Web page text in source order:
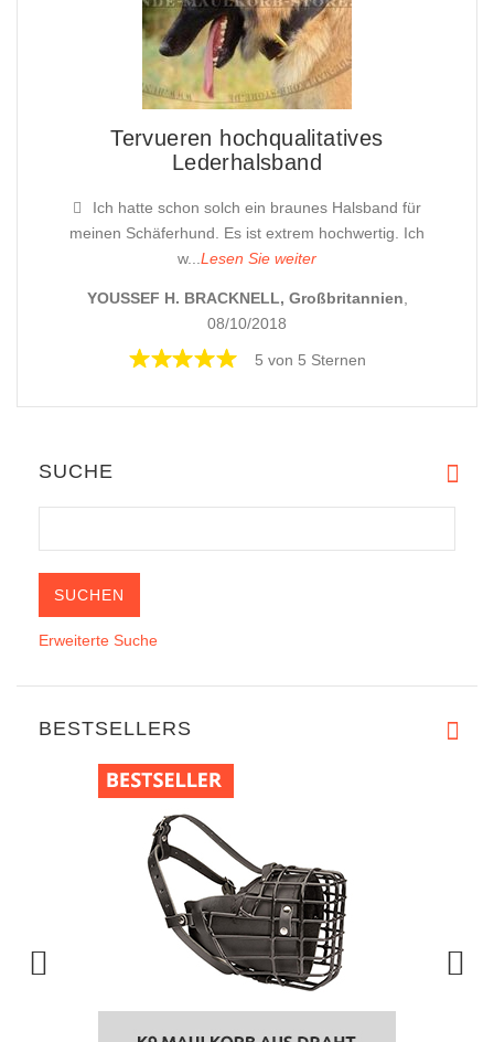
Tervueren hochqualitatives
Lederhalsband
Ich hatte schon solch ein braunes Halsband für
meinen Schäferhund. Es ist extrem hochwertig. Ich
w... Lesen Sie weiter
YOUSSEF H. BRACKNELL, Großbritannien
08/10/2018
5 von 5 Sternen
SUCHE
Erweiterte Suche
BESTSELLERS